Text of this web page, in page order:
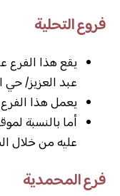
فروع التحلية
عبد العزيز/ حي العليا 12313 7876/
يعمل هذا
أما بالنسبة
عليه من خلال
فرع المحمدية